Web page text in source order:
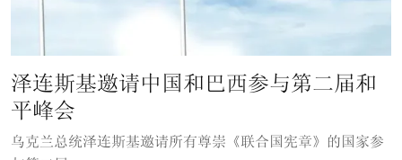
泽连斯基邀请中国和巴西参与第二届和
平峰会
乌克兰总统泽连斯基邀请所有尊崇《联合国宪章》的国家参